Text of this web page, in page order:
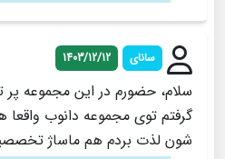
سانای 1403/12/12
سلام، حضورم در این مجموعه پر
گرفتم توی مجموعه دانوب
شون لذت بردم هم ماساژ